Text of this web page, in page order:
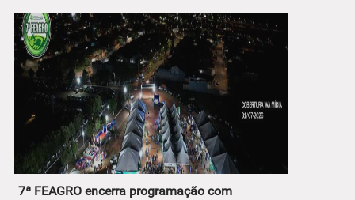
7ª FEAGRO encerra programação com